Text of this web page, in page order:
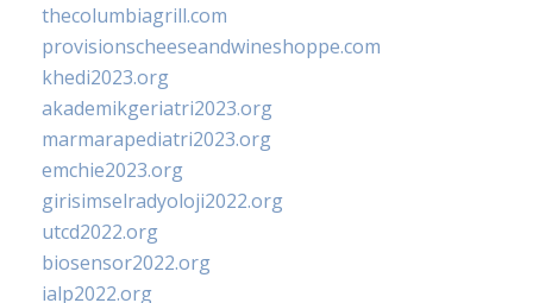
thecolumbiagrill.com
provisionscheeseandwineshoppe.com
khedi2023.org
akademikgeriatri2023.org
marmarapediatri2023.org
emchie2023.org
girisimselradyoloji2022.org
utcd2022.org
biosensor2022.org
ialp2022.org